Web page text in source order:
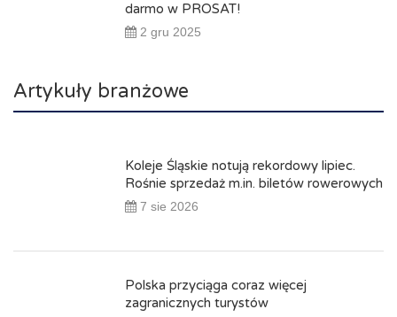
darmo w PROSAT!
2 gru 2025
Artykuły branżowe
Koleje Śląskie notują rekordowy lipiec.
Rośnie sprzedaż m.in. biletów rowerowych
7 sie 2026
Polska przyciąga coraz więcej
zagranicznych turystów